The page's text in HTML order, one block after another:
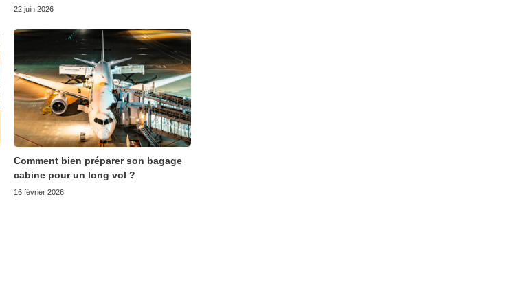
22 juin 2026
Comment bien préparer son bagage
cabine pour un long vol ?
16 février 2026